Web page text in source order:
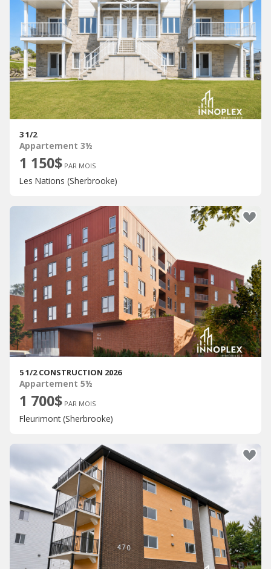
3 1/2
Appartement 3½
1 150$ PAR MOIS
Les Nations (Sherbrooke)
5 1/2 CONSTRUCTION 2026
Appartement 5½
1 700$ PAR MOIS
Fleurimont (Sherbrooke)